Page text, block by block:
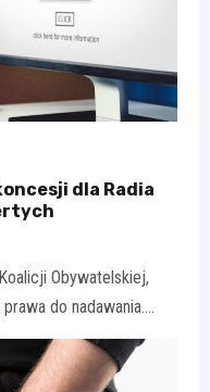
dla Radia
Obywatelskiej,
do nadawania.…